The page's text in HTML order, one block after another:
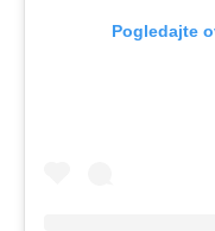
Pogledajte